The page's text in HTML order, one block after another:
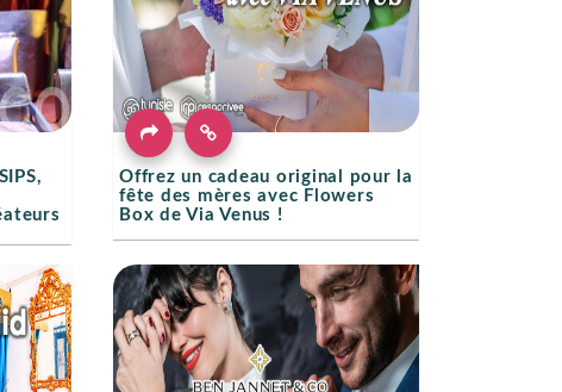
Offrez un cadeau original pour la
fête des mères avec Flowers
Box de Via Venus !